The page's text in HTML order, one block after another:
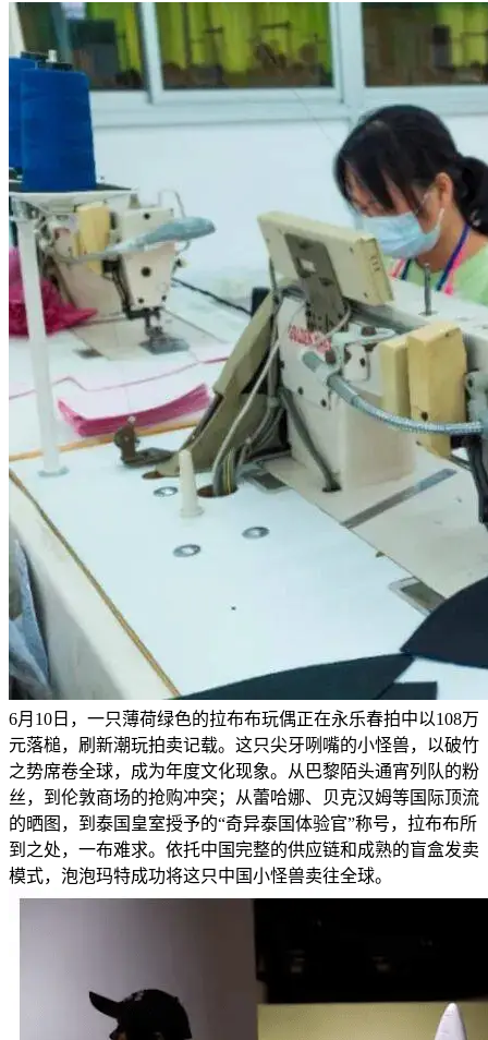
6月10日，一只薄荷绿色的拉布布玩偶正在永乐春拍中以108万
元落槌，刷新潮玩拍卖记载。这只尖牙咧嘴的小怪兽，以破竹
之势席卷全球，成为年度文化现象。从巴黎陌头通宵列队的粉
丝，到伦敦商场的抢购冲突；从蕾哈娜、贝克汉姆等国际顶流
的晒图，到泰国皇室授予的“奇异泰国体验官”称号，拉布布所
到之处，一布难求。依托中国完整的供应链和成熟的盲盒发卖
模式，泡泡玛特成功将这只中国小怪兽卖往全球。